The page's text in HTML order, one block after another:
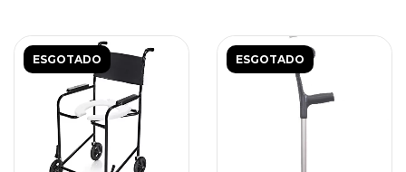
ESGOTADO ESGOTADO